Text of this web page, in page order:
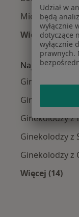
Mięśniaki
Więcej (15)
Więcej
Ginekolodzy z
Ginekolodzy z
Ginekolodzy z
Ginekolodzy z
Ginekolodzy z
Więcej (14)
Udział w
będą
wyłącznie
dotyczące
wyłącznie
prawnych.